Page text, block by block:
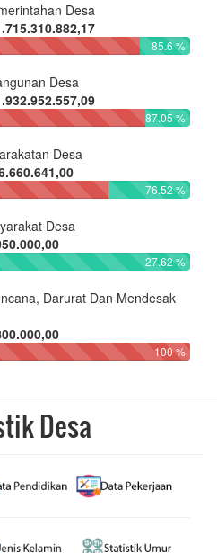
Desa
85.6 %
Desa
87.05 %
Desa
76.52 %
Desa
27.62 %
Darurat Dan Mendesak
100 %
Desa